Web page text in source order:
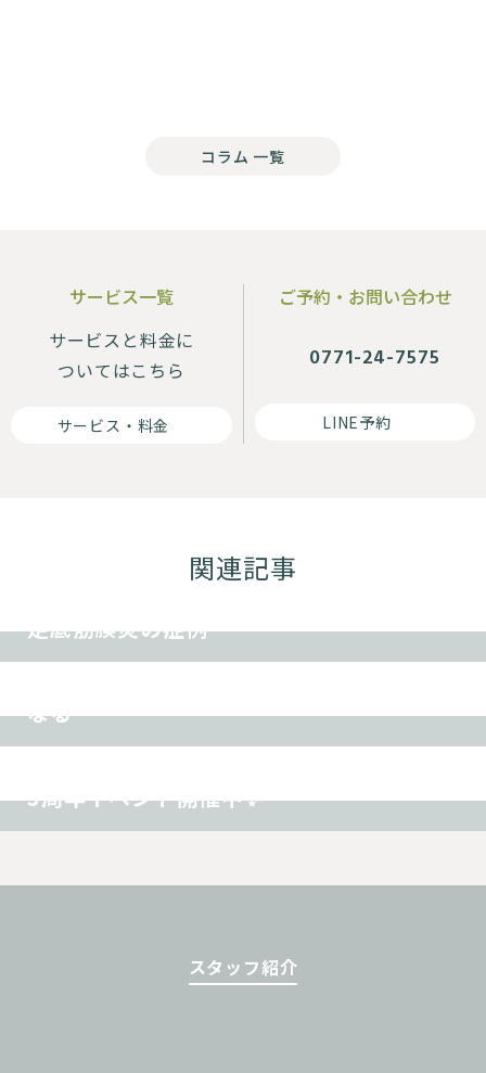
コラム 一覧
サービス一覧
サービスと料金に
ついてはこちら
サービス・料金
ご予約・お問い合わせ
0771-24-7575
LINE予約
関連記事
首痛 ヘルニア
足底筋膜炎の症例
交通事故
ダイエット
なる
腰痛
3周年イベント開催中✨
スタッフ紹介